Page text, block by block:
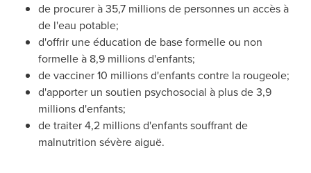
de procurer à 35,7 millions de personnes un accès à
de l'eau potable;
d'offrir une éducation de base formelle ou non
formelle à 8,9 millions d'enfants;
de vacciner 10 millions d'enfants contre la rougeole;
d'apporter un soutien psychosocial à plus de 3,9
millions d'enfants;
de traiter 4,2 millions d'enfants souffrant de
malnutrition sévère aiguë.